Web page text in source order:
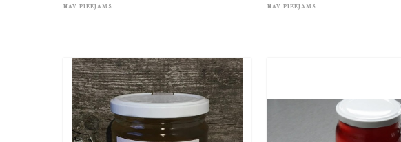
NAV PIEEJAMS NAV PIEEJAMS